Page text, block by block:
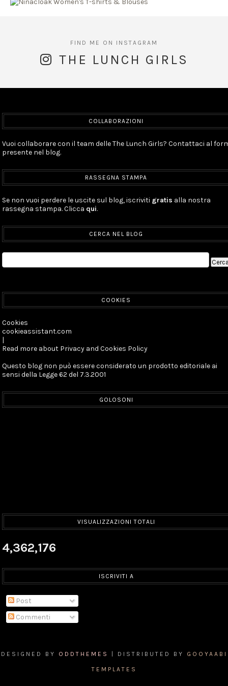
THE LUNCH GIRLS
COLLABORAZIONI
Vuoi collaborare con il team delle The Lunch Girls? Contattaci al
presente nel blog.
RASSEGNA STAMPA
Se non vuoi perdere le uscite sul blog, iscriviti gratis alla nostra
rassegna stampa. Clicca qui.
CERCA NEL BLOG
COOKIES
Cookies
cookieassistant.com
|
Read more about Privacy and Cookies Policy
Questo blog non può essere considerato un prodotto editoriale ai
sensi della Legge 62 del 7.3.2001
GOLOSONI
VISUALIZZAZIONI TOTALI
4,362,176
ISCRIVITI A
Post
Commenti
DESIGNED BY ODDTHEMES | DISTRIBUTED BY GOOYAABI
TEMPLATES